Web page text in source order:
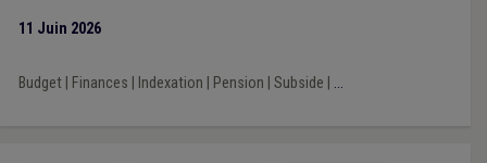
11 Juin 2026
Budget| Finances Indexation Pension Subside ...